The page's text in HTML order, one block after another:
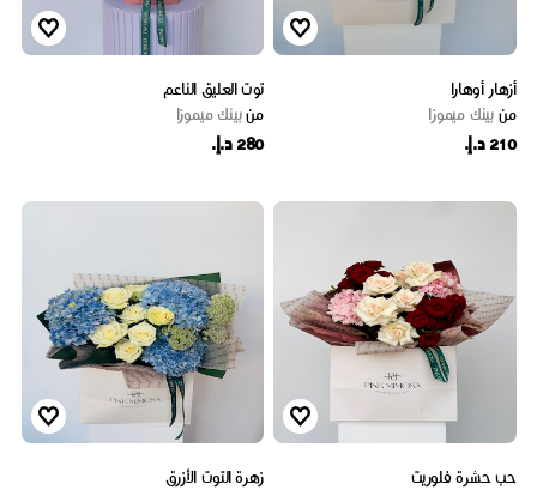
أزهار أوهارا
من بينك ميموزا
210 د.إ.
توت العليق الناعم
منبينك ميموزا
280 د.إ.
حب حشرة فلوريت
زهرة التوت الأزرق